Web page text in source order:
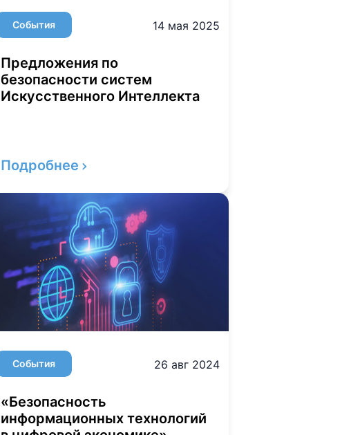
События 14 мая 2025
Предложения по
безопасности систем
Искусственного Интеллекта
Подробнее
События 26 авг 2024
«Безопасность
информационных технологий